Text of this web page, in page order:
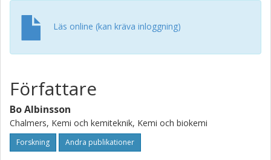
the most frequently used natural fluorescent probe in
biophysical contexts, due to its relatively high fluorescence
quantum yield and well-resolved absorption profile in the
smFRET since it can help to avoid misinterpretation of
false smFRET signals.
Läs online (kan kräva inloggning)
Författare
Bo Albinsson
Chalmers, Kemi och kemiteknik, Kemi och biokemi
Forskning Andra publikationer